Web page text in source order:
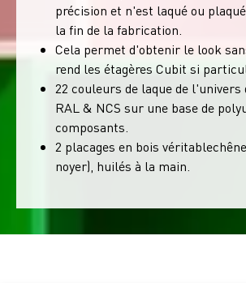
précision et n'est laqué ou
la fin de la fabrication.
Cela permet d'obtenir le look
rend les étagères Cubit si
22 couleurs de laque de l'univers
RAL & NCS sur une base de
composants.
2 placages en bois
noyer), huilés à la main.